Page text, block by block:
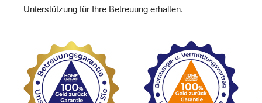
Unterstützung für Ihre Betreuung erhalten.